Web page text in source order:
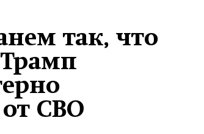
так, что
СВО